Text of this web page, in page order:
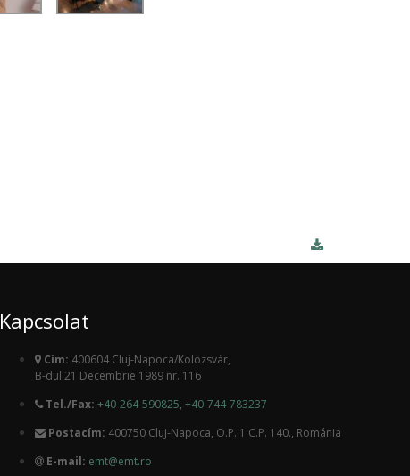
Kapcsolat
Cím: 400604 Cluj-Napoca/Kolozsvár,
B-dul 21 Decembrie 1989 nr. 116
Tel./Fax: +40-264-590825, +40-744-783237
Postacím: 400750 Cluj-Napoca, O.P. 1 C.P. 140., Románia
E-mail: emt@emt.ro